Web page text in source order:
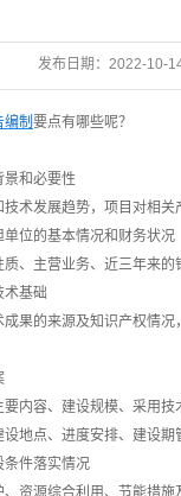
的...
编...
编制
发布日期： 2022-10-
制 要点有哪些呢？
景和必要性
技术发展趋势，项目对相关
单位的基本情况和财务状况
、主营业务、近三年来
术基础
成果的来源及知识产权情
内容、建设规模、采用
地点、进度安排、建设期
条件落实情况
、资源综合利用、节能措